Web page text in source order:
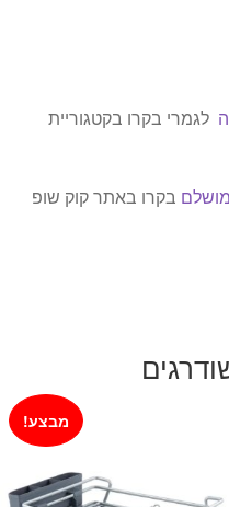
לגמרי בקרו בקטגוריית
בקרו באתר קוק שופ
מבצע!